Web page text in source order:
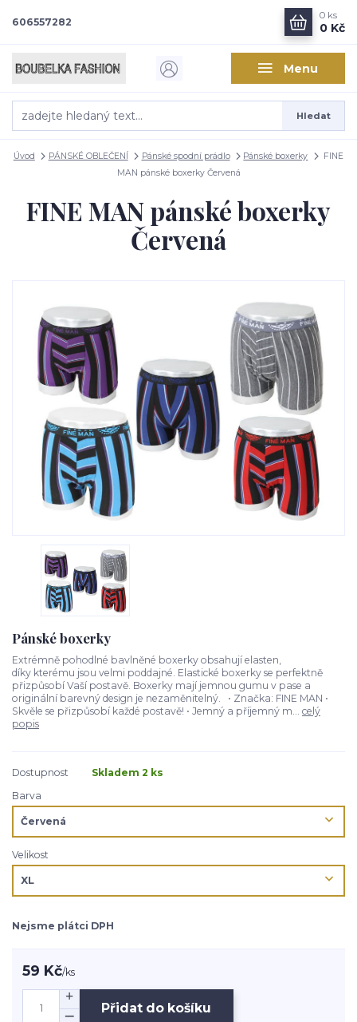
Menu
Hledat
606557282
0 ks
0 Kč
Úvod PÁNSKÉ OBLEČENÍ Pánské spodní prádlo Pánské boxerky
FINE
MAN pánské boxerky Červená
FINE MAN pánské boxerky
Červená
Pánské boxerky
Extrémně pohodlné bavlněné boxerky obsahují elasten,
díky kterému jsou velmi poddajné. Elastické boxerky se perfektně
přizpůsobí Vaší postavě. Boxerky mají jemnou gumu v pase a
originální barevný design je nezaměnitelný. • Značka: FINE MAN •
Skvěle se přizpůsobí každé postavě! • Jemný a příjemný m... celý
popis
Dostupnost
Skladem 2 ks
Barva
Velikost
Nejsme plátci DPH
59 Kč/ks
Přidat do košíku